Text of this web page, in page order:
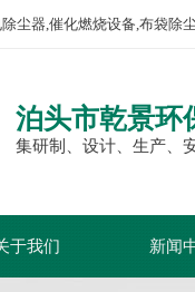
尘器,催化燃烧设备,布袋除
泊头市乾景环
集研制、设计、生产、
于我们 新闻